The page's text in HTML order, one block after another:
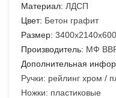
Материал: ЛДСП
Цвет: Бетон графит
Размер:
Производитель: МФ
Дополнительная
Ручки: рейлинг хром /
Ножки: пластиковые